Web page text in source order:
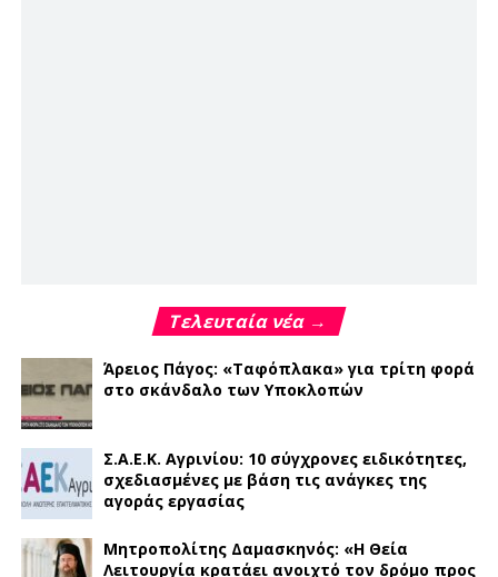
Τελευταία νέα →
Άρειος Πάγος: «Ταφόπλακα» για τρίτη φορά
στο σκάνδαλο των Υποκλοπών
Σ.Α.Ε.Κ. Αγρινίου: 10 σύγχρονες ειδικότητες,
σχεδιασμένες με βάση τις ανάγκες της
αγοράς εργασίας
Μητροπολίτης Δαμασκηνός: «Η Θεία
Λειτουργία κρατάει ανοιχτό τον δρόμο προς